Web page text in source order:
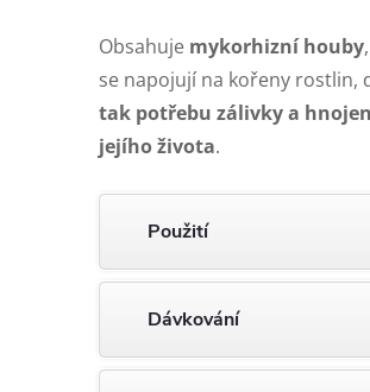
Obsahuje mykorhizní houby
se napojují na kořeny rostlin,
tak potřebu zálivky a
jejího života.
Použití
Dávkování